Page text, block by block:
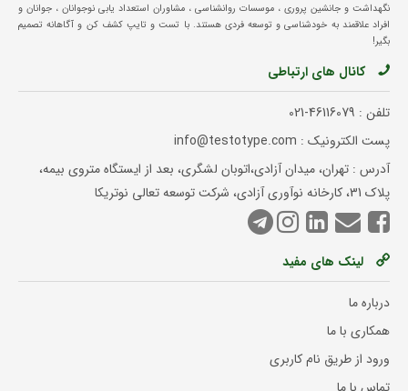
نگهداشت و جانشین پروری ، موسسات روانشناسی ، مشاوران استعداد یابی نوجوانان ، جوانان و
افراد علاقمند به خودشناسی و توسعه فردی هستند. با تست و تایپ کشف کن و آگاهانه تصمیم
بگیر!
کانال های ارتباطی
تلفن : 021-46116079
پست الکترونیک : info@testotype.com
آدرس : تهران، میدان آزادی،اتوبان لشگری، بعد از ایستگاه متروی بیمه،
پلاک 31، کارخانه نوآوری آزادی، شرکت توسعه تعالی نوتریکا
لینک های مفید
درباره ما
همکاری با ما
ورود از طریق نام کاربری